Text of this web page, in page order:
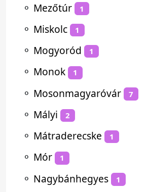
⚬ Mezőtúr 1
⚬ Miskolc 1
⚬ Mogyoród 1
⚬ Monok 1
⚬ Mosonmagyaróvár 7
⚬ Mályi 2
⚬ Mátraderecske 1
⚬ Mór 1
⚬ Nagybánhegyes 1